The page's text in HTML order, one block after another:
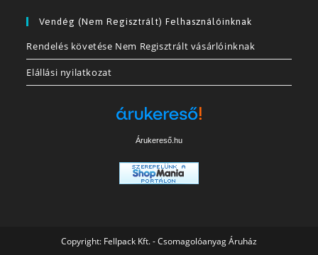
Vendég (nem Regisztrált) Felhasználóinknak
Rendelés követése Nem Regisztrált vásárlóinknak
Elállási nyilatkozat
Árukereső.hu
Copyright: Fellpack Kft. - Csomagolóanyag Áruház